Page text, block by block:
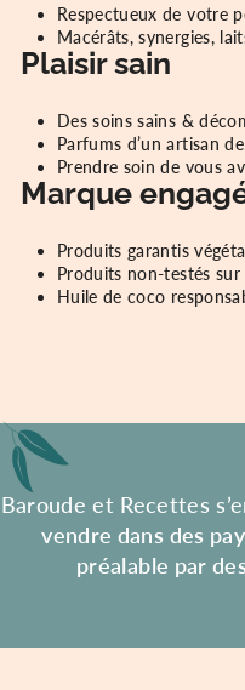
Respectueux de votre
Macérâts, synergies,
Plaisir sain
Des soins sains &
Parfums d’un artisan
Prendre soin de vous
Marque
Produits garantis
Produits non-testés sur
Huile de coco
Baroude et Recettes
vendre dans des
préalable par